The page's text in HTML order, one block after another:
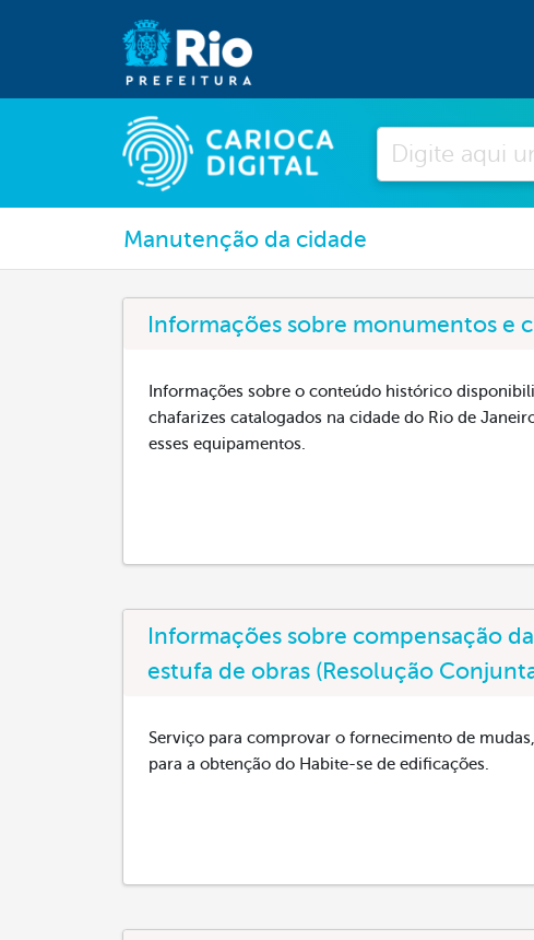
Pesquisar
Manutenção da cidade
Informações sobre monumentos e
Informações sobre o conteúdo histórico
chafarizes catalogados na cidade do Rio de
esses equipamentos.
Informações sobre compensação
estufa de obras (Resolução
Serviço para comprovar o fornecimento de
para a obtenção do Habite-se de edificações.